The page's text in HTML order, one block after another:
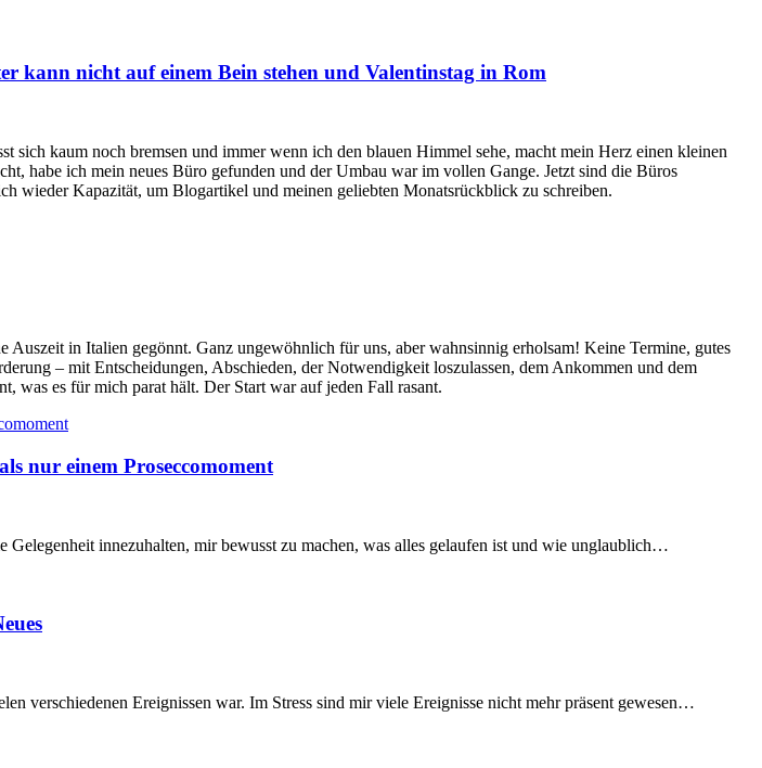
kann nicht auf einem Bein stehen und Valentinstag in Rom
kaum noch bremsen und immer wenn ich den blauen Himmel sehe, macht mein Herz einen kleinen
habe ich mein neues Büro gefunden und der Umbau war im vollen Gange. Jetzt sind die Büros
wieder Kapazität, um Blogartikel und meinen geliebten Monatsrückblick zu schreiben.
in Italien gegönnt. Ganz ungewöhnlich für uns, aber wahnsinnig erholsam! Keine Termine, gutes
– mit Entscheidungen, Abschieden, der Notwendigkeit loszulassen, dem Ankommen und dem
was es für mich parat hält. Der Start war auf jeden Fall rasant.
nur einem Proseccomoment
innezuhalten, mir bewusst zu machen, was alles gelaufen ist und wie unglaublich…
verschiedenen Ereignissen war. Im Stress sind mir viele Ereignisse nicht mehr präsent gewesen…